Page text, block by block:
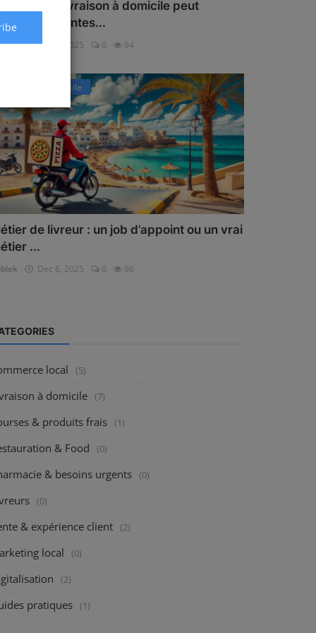
la livraison à domicile peut
les ventes...
Dec 6, 2025 0 94
Livraison à domicile
de livreur : un job d’appoint ou un vrai
...
Dec 6, 2025 0 96
local (5)
à domicile (7)
& produits frais (1)
& Food (0)
& besoins urgents (0)
(0)
& expérience client (2)
local (0)
(2)
pratiques (1)